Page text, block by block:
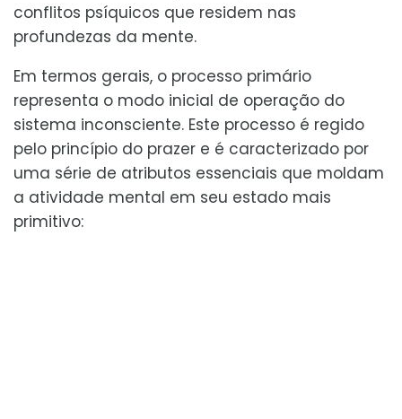
conflitos psíquicos que residem nas
profundezas da mente.
Em termos gerais, o processo primário
representa o modo inicial de operação do
sistema inconsciente. Este processo é regido
pelo princípio do prazer e é caracterizado por
uma série de atributos essenciais que moldam
a atividade mental em seu estado mais
primitivo: